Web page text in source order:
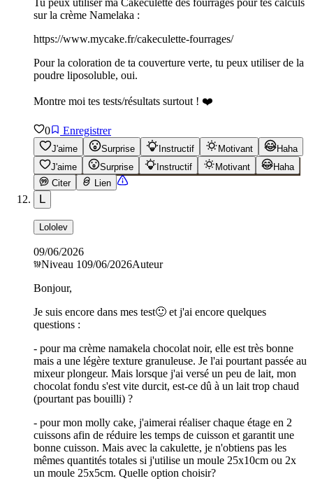
Tu peux utiliser ma Cakeculette des fourrages pour tes calculs
sur la crème Namelaka :
https://www.mycake.fr/cakeculette-fourrages/
Pour la coloration de ta couverture verte, tu peux utiliser de la
poudre liposoluble, oui.
Montre moi tes tests/résultats surtout ! ❤️
0 Enregistrer
J'aime Surprise Instructif Motivant
Haha
J'aime
Surprise Instructif Motivant
Haha
Citer
Lien
L
Lololev
09/06/2026
Niveau 109/06/2026Auteur
Bonjour,
Je suis encore dans mes test🙂 et j'ai encore quelques
questions :
- pour ma crème namakela chocolat noir, elle est très bonne
mais a une légère texture granuleuse. Je l'ai pourtant passée au
mixeur plongeur. Mais lorsque j'ai versé un peu de lait, mon
chocolat fondu s'est vite durcit, est-ce dû à un lait trop chaud
(pourtant pas bouilli) ?
- pour mon molly cake, j'aimerai réaliser chaque étage en 2
cuissons afin de réduire les temps de cuisson et garantit une
bonne cuisson. Mais avec la cakulette, je n'obtiens pas les
mêmes quantités totales si j'utilise un moule 25x10cm ou 2x
un moule 25x5cm. Quelle option choisir?